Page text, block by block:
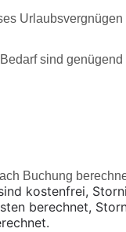
sind
Buchung
kostenfrei,
berechnet,